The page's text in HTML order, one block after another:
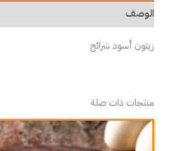
الوصف
زيتون أسود شرائح
منتجات ذات صلة